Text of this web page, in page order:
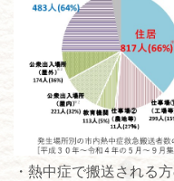
・熱中症で搬送される